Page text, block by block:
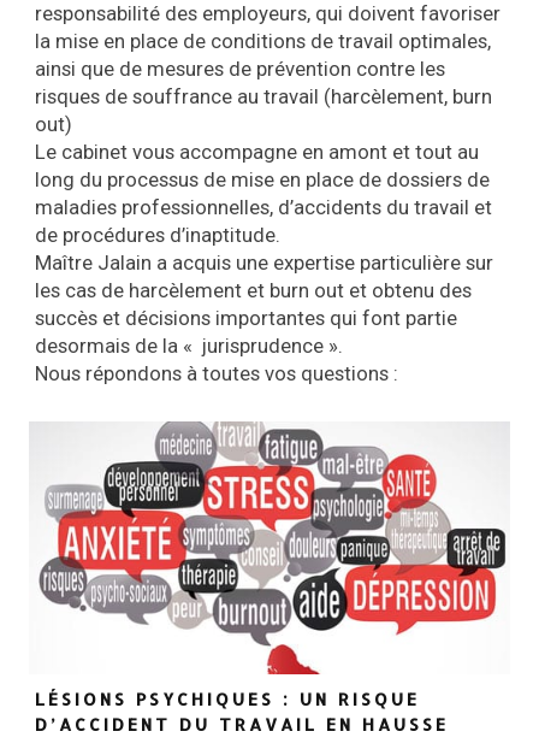
responsabilité des employeurs, qui doivent favoriser
la mise en place de conditions de travail optimales,
ainsi que de mesures de prévention contre les
risques de souffrance au travail (harcèlement, burn
out)
Le cabinet vous accompagne en amont et tout au
long du processus de mise en place de dossiers de
maladies professionnelles, d’accidents du travail et
de procédures d’inaptitude.
Maître Jalain a acquis une expertise particulière sur
les cas de harcèlement et burn out et obtenu des
succès et décisions importantes qui font partie
desormais de la « jurisprudence ».
Nous répondons à toutes vos questions :
LÉSIONS PSYCHIQUES : UN RISQUE
D’ACCIDENT DU TRAVAIL EN HAUSSE